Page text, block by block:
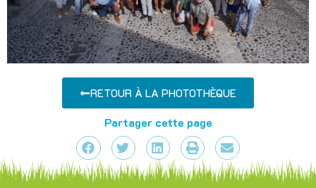
RETOUR À LA PHOTOTHÈQUE
Partager cette page